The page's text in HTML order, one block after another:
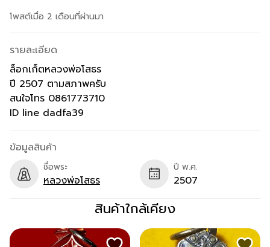
โพสต์เมื่อ 2 เดือนที่ผ่านมา
รายละเอียด
ล็อกเก็ตหลวงพ่อโสธร
ปี 2507 ตามสภาพครับ
สนใจโทร 0861773710
ID line dadfa39
ข้อมูลสินค้า
ชื่อพระ
หลวงพ่อโสธร
ปี พ.ศ.
2507
สินค้าใกล้เคียง